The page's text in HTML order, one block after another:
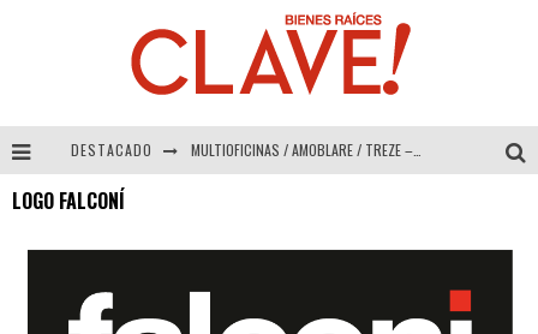
DESTACADO MULTIOFICINAS / AMOBLARE / TREZE – Especial Interiorismo & Decoración 2026
COLINEAL – Especial Interiorismo & Decoración 2026
LOGO FALCONÍ